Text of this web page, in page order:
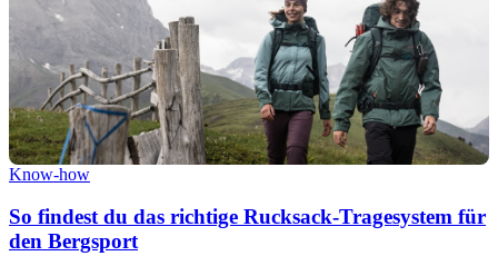
Know-how
So findest du das richtige Rucksack-Tragesystem für
den Bergsport